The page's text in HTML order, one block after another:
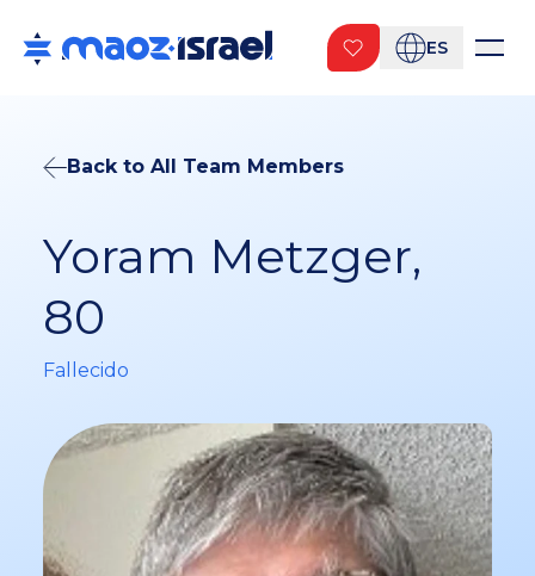
ES
Back to All Team Members
Yoram Metzger,
80
Fallecido